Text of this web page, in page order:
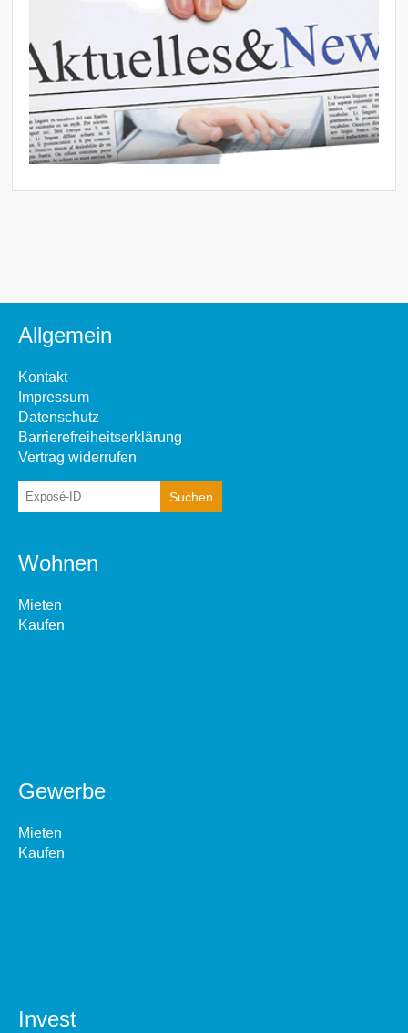
Allgemein
Kontakt
Impressum
Datenschutz
Barrierefreiheitserklärung
Vertrag widerrufen
Wohnen
Mieten
Kaufen
Gewerbe
Mieten
Kaufen
Invest